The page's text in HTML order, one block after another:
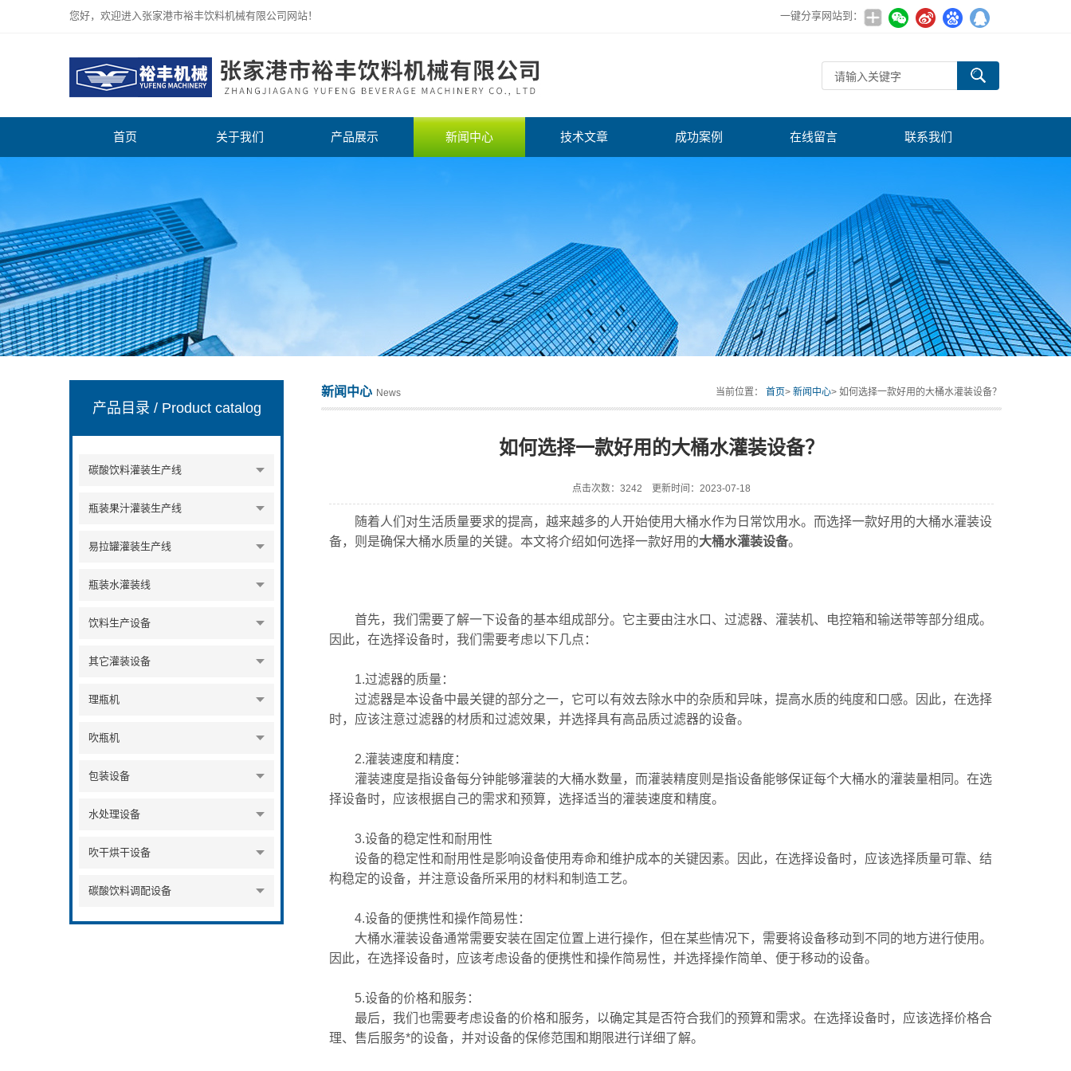
您好，欢迎进入张家港市裕丰饮料机械有限公司网站！ 一键分享网站到：
首页 关于我们 产品展示 新闻中心 技术文章 成功案例 在线留言 联系我们
产品目录 / Product catalog
碳酸饮料灌装生产线
瓶装果汁灌装生产线
易拉罐灌装生产线
瓶装水灌装线
饮料生产设备
其它灌装设备
理瓶机
吹瓶机
包装设备
水处理设备
吹干烘干设备
碳酸饮料调配设备
新闻中心 News 当前位置： 首页> 新闻中心> 如何选择一款好用的大桶水灌装设备？
如何选择一款好用的大桶水灌装设备？
点击次数：3242 更新时间：2023-07-18
随着人们对生活质量要求的提高，越来越多的人开始使用大桶水作为日常饮用水。而选择一款好用的大桶水灌装设
备，则是确保大桶水质量的关键。本文将介绍如何选择一款好用的大桶水灌装设备。
首先，我们需要了解一下设备的基本组成部分。它主要由注水口、过滤器、灌装机、电控箱和输送带等部分组成。
因此，在选择设备时，我们需要考虑以下几点：
1.过滤器的质量：
过滤器是本设备中最关键的部分之一，它可以有效去除水中的杂质和异味，提高水质的纯度和口感。因此，在选择
时，应该注意过滤器的材质和过滤效果，并选择具有高品质过滤器的设备。
2.灌装速度和精度：
灌装速度是指设备每分钟能够灌装的大桶水数量，而灌装精度则是指设备能够保证每个大桶水的灌装量相同。在选
择设备时，应该根据自己的需求和预算，选择适当的灌装速度和精度。
3.设备的稳定性和耐用性
设备的稳定性和耐用性是影响设备使用寿命和维护成本的关键因素。因此，在选择设备时，应该选择质量可靠、结
构稳定的设备，并注意设备所采用的材料和制造工艺。
4.设备的便携性和操作简易性：
大桶水灌装设备通常需要安装在固定位置上进行操作，但在某些情况下，需要将设备移动到不同的地方进行使用。
因此，在选择设备时，应该考虑设备的便携性和操作简易性，并选择操作简单、便于移动的设备。
5.设备的价格和服务：
最后，我们也需要考虑设备的价格和服务，以确定其是否符合我们的预算和需求。在选择设备时，应该选择价格合
理、售后服务*的设备，并对设备的保修范围和期限进行详细了解。